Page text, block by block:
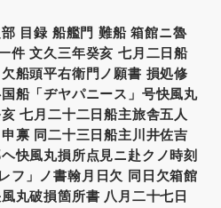
目録 船艦門 難船 箱館ニ魯
件 文久三年癸亥 七月二日船
船頭平右衛門ノ願書 損処修
船「ヂヤパニース」号快風丸
七月二十二日船主旅舎五人
禀 同二十三日船主川井佐吉
快風丸損所点見ニ赴クノ時刻
フ」ノ書翰月日欠 同日欠箱館
丸破損箇所書 八月二十七日